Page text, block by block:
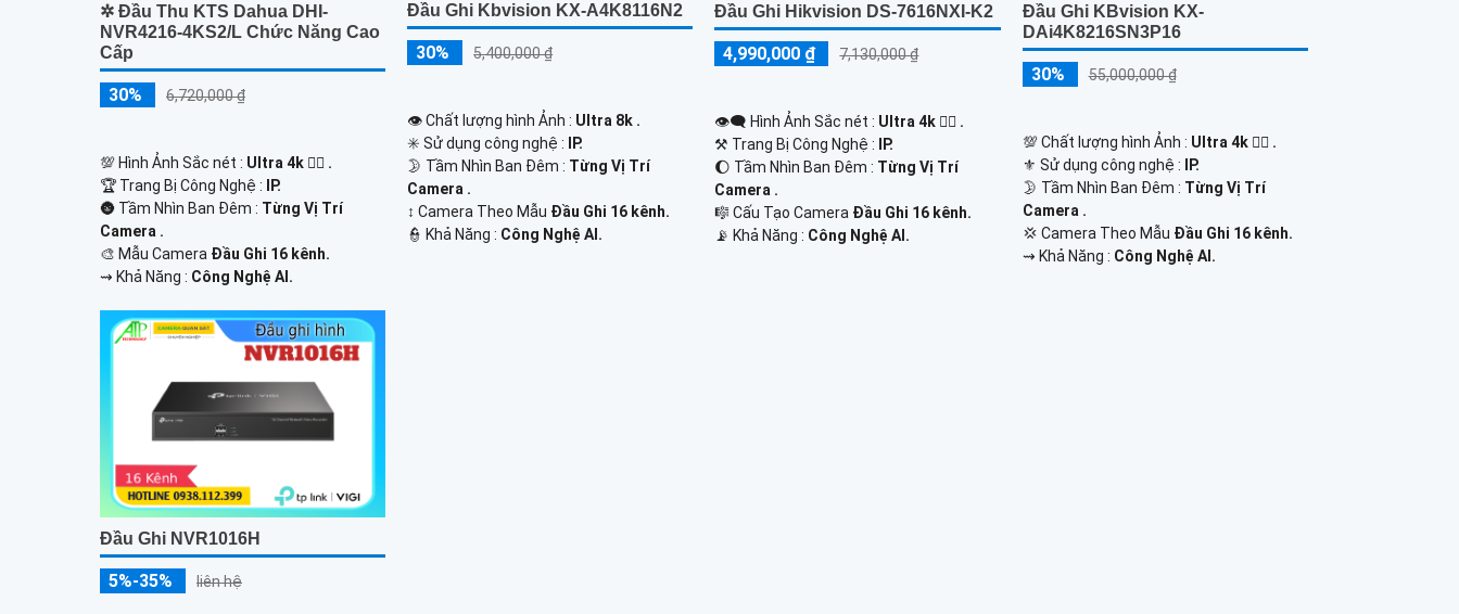
✲ Đầu Thu KTS Dahua DHI-
NVR4216-4KS2/L Chức Năng Cao
Cấp
30% 6,720,000 ₫
💯 Hình Ảnh Sắc nét : Ultra 4k 👍🏾 .
🏆 Trang Bị Công Nghệ :
IP.
🌚 Tầm Nhìn Ban Đêm : Từng Vị Trí
Camera .
🎨 Mẫu Camera Đầu Ghi 16 kênh.
️⇝ Khả Năng : Công Nghệ AI.
Đầu Ghi Kbvision KX-A4K8116N2
30% 5,400,000 ₫
👁 Chất lượng hình Ảnh : Ultra 8k .
✳️ Sử dụng công nghệ :
IP.
🌛 Tầm Nhìn Ban Đêm : Từng Vị Trí
Camera .
↕️ Camera Theo Mẫu Đầu Ghi 16 kênh.
️👮 Khả Năng : Công Nghệ AI.
Đầu Ghi Hikvision DS-7616NXI-K2
4,990,000 ₫ 7,130,000 ₫
👁️‍🗨 Hình Ảnh Sắc nét : Ultra 4k 👍🏾 .
⚒ Trang Bị Công Nghệ :
IP.
🌔 Tầm Nhìn Ban Đêm : Từng Vị Trí
Camera .
🎼️ Cấu Tạo Camera Đầu Ghi 16 kênh.
️📡 Khả Năng : Công Nghệ AI.
Đầu Ghi KBvision KX-
DAi4K8216SN3P16
30% 55,000,000 ₫
💯 Chất lượng hình Ảnh : Ultra 4k 👍🏾 .
⚜️ Sử dụng công nghệ :
IP.
🌛 Tầm Nhìn Ban Đêm : Từng Vị Trí
Camera .
💢 Camera Theo Mẫu Đầu Ghi 16 kênh.
️⇝ Khả Năng : Công Nghệ AI.
Đầu Ghi NVR1016H
5%-35% liên hệ